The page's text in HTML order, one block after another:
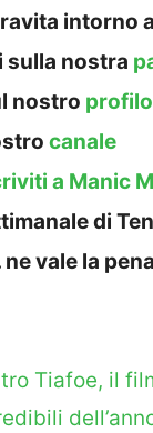
intorno
sulla nostra
nostro
canale
a Manic
di
vale la
Tiafoe, il